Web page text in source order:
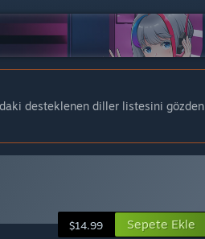
desteklenen diller listesini gözden
$14.99 Sepete Ekle